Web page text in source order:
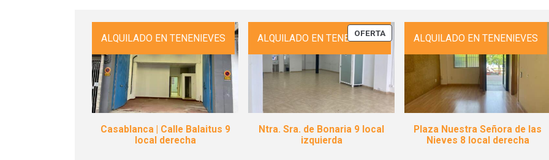
ALQUILADO EN TENENIEVES
Casablanca | Calle Balaitus 9
local derecha
ALQUILADO EN TENENIEVES
Ntra. Sra. de Bonaria 9 local
izquierda
OFERTAPRODUCTO
EN
OFERTA
ALQUILADO EN TENENIEVES
Plaza Nuestra Señora de las
Nieves 8 local derecha